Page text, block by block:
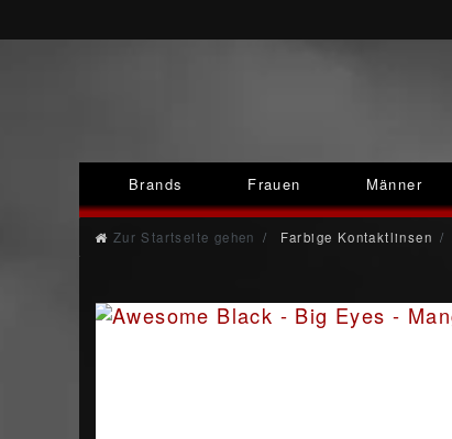
Brands Frauen Männer
Zur Startseite gehen Farbige Kontaktlinsen